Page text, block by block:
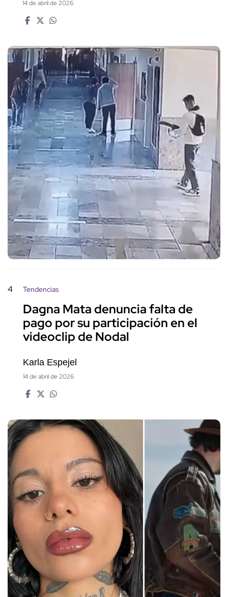
14 de abril de 2026
4 Tendencias
Dagna Mata denuncia falta de
pago por su participación en el
videoclip de Nodal
Karla Espejel
14 de abril de 2026